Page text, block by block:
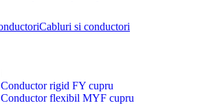
Cabluri si conductori
Conductor rigid FY cupru
Conductor flexibil MYF cupru